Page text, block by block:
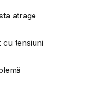
atrage
cu tensiuni